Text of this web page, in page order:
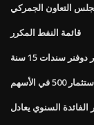
التعاون الجمركي
قائمة النفط المكرر
سندات 15 سنة
في الأسهم
السنوي يعادل